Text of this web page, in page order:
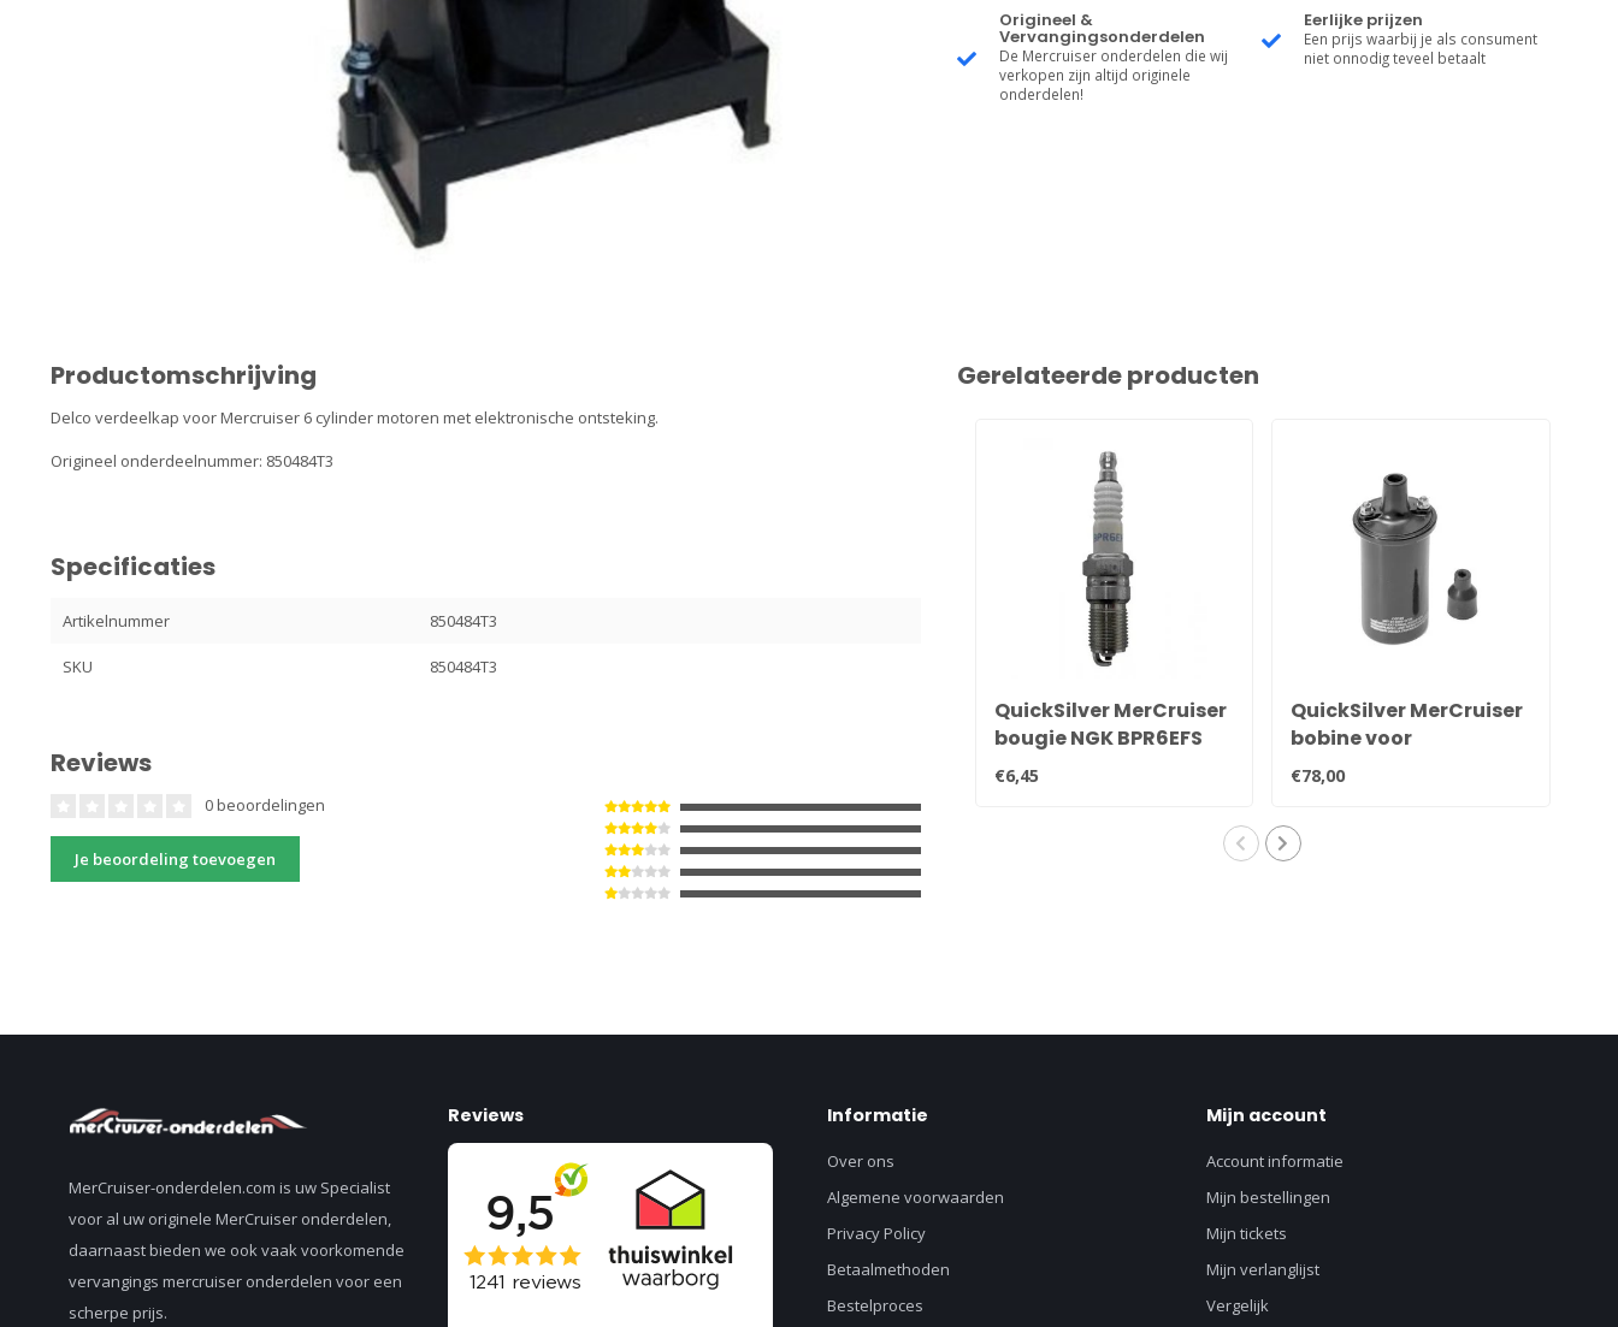
Origineel &
Vervangingsonderdelen
De Mercruiser onderdelen die wij
verkopen zijn altijd originele
onderdelen!
Eerlijke prijzen
Een prijs waarbij je als consument
niet onnodig teveel betaalt
Productomschrijving
Delco verdeelkap voor Mercruiser 6 cylinder motoren met elektronische ontsteking.
Origineel onderdeelnummer: 850484T3
Specificaties
Artikelnummer 850484T3
SKU 850484T3
Reviews
0 beoordelingen
Je beoordeling toevoegen
Gerelateerde producten
QuickSilver MerCruiser
bougie NGK BPR6EFS
33-816336Q
€6,45
QuickSilver MerCruiser
bobine voor
contactpunten
ontsteking 898253T24
€78,00
MerCruiser-onderdelen.com is uw Specialist
voor al uw originele MerCruiser onderdelen,
daarnaast bieden we ook vaak voorkomende
vervangings mercruiser onderdelen voor een
scherpe prijs.
Reviews Informatie
Over ons
Algemene voorwaarden
Privacy Policy
Betaalmethoden
Bestelproces
Mijn account
Account informatie
Mijn bestellingen
Mijn tickets
Mijn verlanglijst
Vergelijk